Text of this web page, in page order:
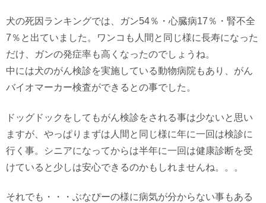
犬の死因ランキングでは、ガン54％・心臓病17％・腎不全
7％と出ていました。ワンコも人間と同じ様に長寿になった
だけ、ガンの発症率も高くなったのでしょうね。
中には犬のがん検診を実施している動物病院もあり、がん
バイオマーカー検査ができるとの事でした。
ドッグドックをしてもがん検診をされる事は少ないと思い
ますが、やっぱりまずは人間と同じ様に年に一回は検診に
行く事。シニアになってからは半年に一回は健康診断を受
けていると少しは安心できるのかもしれませんね。。。
それでも・・・ぶなぴーの様に病気が分からない事もある